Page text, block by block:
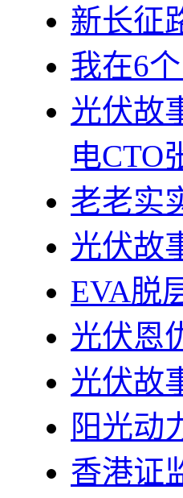
新长征
我在6
光伏故
电CTO
老老实
光伏故
EVA脱
光伏恩
光伏故
阳光动
香港证